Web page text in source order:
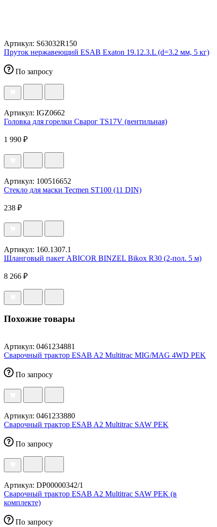
Артикул: S63032R150
Пруток нержавеющий ESAB Exaton 19.12.3.L (d=3.2 мм, 5 кг)
По запросу
Артикул: IGZ0662
Головка для горелки Сварог TS17V (вентильная)
1 990 ₽
Артикул: 100516652
Стекло для маски Tecmen ST100 (11 DIN)
238 ₽
Артикул: 160.1307.1
Шланговый пакет ABICOR BINZEL Bikox R30 (2-пол. 5 м)
8 266 ₽
Похожие товары
Артикул: 0461234881
Сварочный трактор ESAB A2 Multitrac MIG/MAG 4WD PEK
По запросу
Артикул: 0461233880
Сварочный трактор ESAB A2 Multitrac SAW PEK
По запросу
Артикул: DP00000342/1
Сварочный трактор ESAB A2 Multitrac SAW PEK (в
комплекте)
По запросу